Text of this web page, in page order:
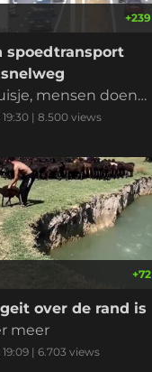
+239
spoedtransport
mensen doen
erlangs, klaar
|8.500 views
+72
over de rand is
meer
|6.703 views